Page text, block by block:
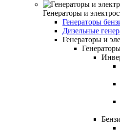
Генераторы и
Генераторы
Дизельные
Генераторы и